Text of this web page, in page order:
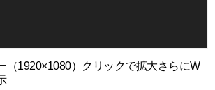
1920×1080）クリックで拡大さらにW